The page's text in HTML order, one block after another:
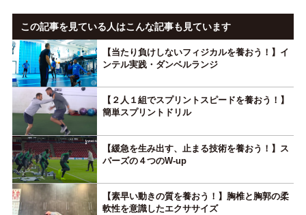
この記事を見ている人はこんな記事も見ています
【当たり負けしないフィジカルを養おう！】イ
ンテル実践・ダンベルランジ
【２人１組でスプリントスピードを養おう！】
簡単スプリントドリル
【緩急を生み出す、止まる技術を養おう！】ス
パーズの４つのW-up
【素早い動きの質を養おう！】胸椎と胸郭の柔
軟性を意識したエクササイズ